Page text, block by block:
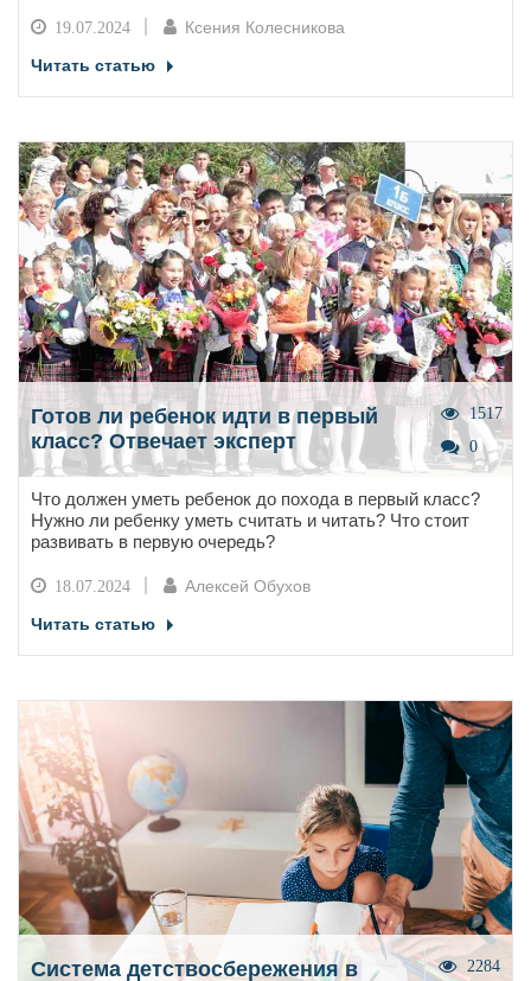
19.07.2024
Ксения Колесникова
Читать статью
Готов ли ребенок идти в первый
класс? Отвечает эксперт
1517
0
Что должен уметь ребенок до похода в первый класс?
Нужно ли ребенку уметь считать и читать? Что стоит
развивать в первую очередь?
18.07.2024
Алексей Обухов
Читать статью
Система детствосбережения в 2284